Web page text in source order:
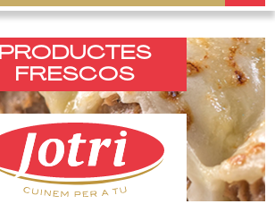
PRODUCTES
FRESCOS